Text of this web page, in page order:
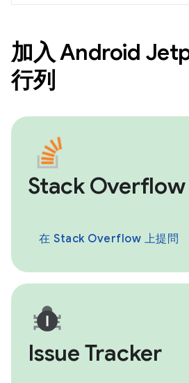
加入 Android
行列
Stack Overflow
在 Stack Overflow 上提問
Issue Tracker